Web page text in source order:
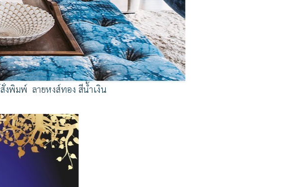
งพิมพ์ ลายหงส์ทอง สีน้ำเงิน